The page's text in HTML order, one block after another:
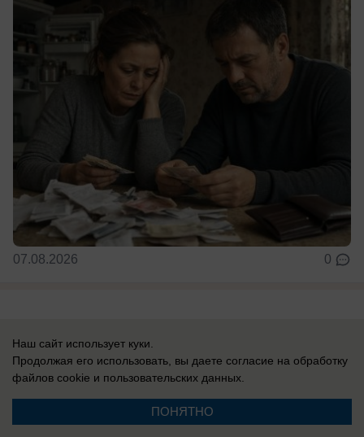
07.08.2026 0
Наш сайт использует куки.
Продолжая его использовать, вы даете согласие на обработку
файлов cookie и пользовательских данных.
ПОНЯТНО